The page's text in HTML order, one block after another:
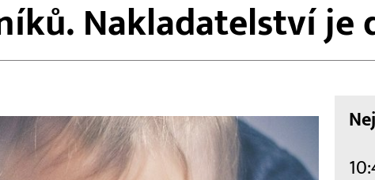
Nakladatelství je